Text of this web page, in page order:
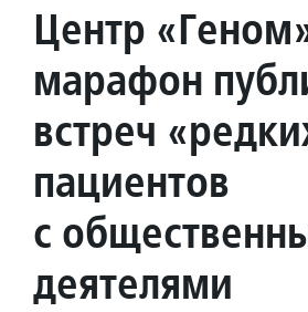
Центр
марафон
встреч
пациентов
с
деятелями